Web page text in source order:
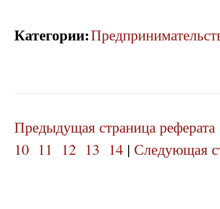
Категории:
Предыдущая страница реферата
10 11 12 13 14| Следующая